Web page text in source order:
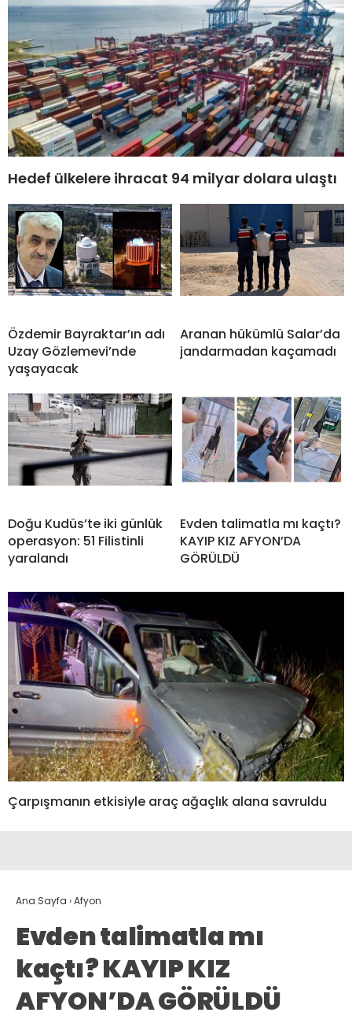
Hedef ülkelere ihracat 94 milyar dolara ulaştı
Özdemir Bayraktar’ın adı
Uzay Gözlemevi’nde
yaşayacak
Aranan hükümlü Salar’da
jandarmadan kaçamadı
Doğu Kudüs’te iki günlük
operasyon: 51 Filistinli
yaralandı
Evden talimatla mı kaçtı?
KAYIP KIZ AFYON’DA
GÖRÜLDÜ
Çarpışmanın etkisiyle araç ağaçlık alana savruldu
Ana Sayfa ›Afyon
Evden talimatla mı
kaçtı? KAYIP KIZ
AFYON’DA GÖRÜLDÜ